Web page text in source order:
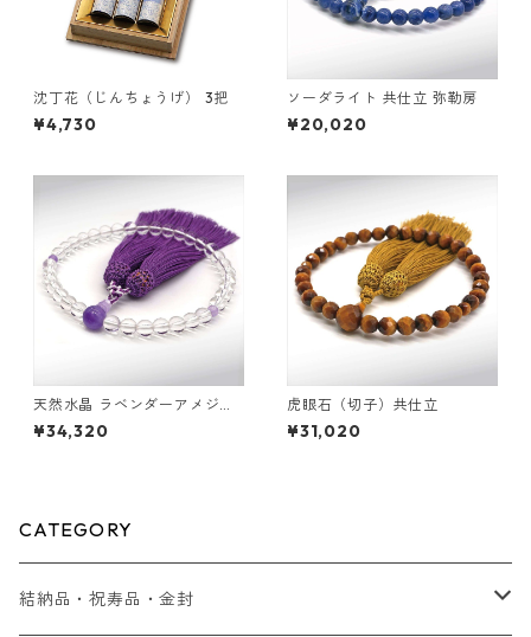
沈丁花（じんちょうげ） 3把
¥4,730
ソーダライト 共仕立 弥勒房
¥20,020
天然水晶 ラベンダーアメジス
ト仕立 弥勒房
¥34,320
虎眼石（切子）共仕立
¥31,020
CATEGORY
結納品・祝寿品・金封